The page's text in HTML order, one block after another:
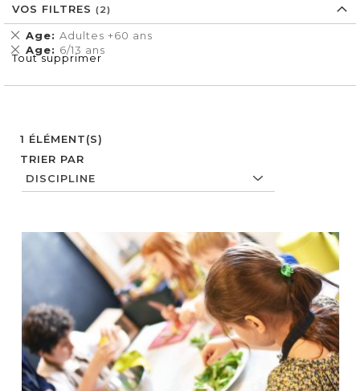
1 ÉLÉMENT(S)
TRIER PAR
VOS FILTRES
Age Adultes +60 ans
Supprimer
cet
Élément
Age 6/13 ans
Supprimer
cet
Tout supprimer